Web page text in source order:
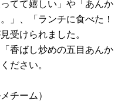
てて嬉しい」や「あんか
」、「ランチに食べた！
受けられました。
香ばし炒めの五目あんか
ださい。
チーム）